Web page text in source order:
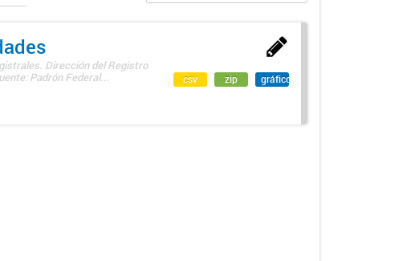
Dirección del Registro
Padrón Federal...
csv zip gráfico